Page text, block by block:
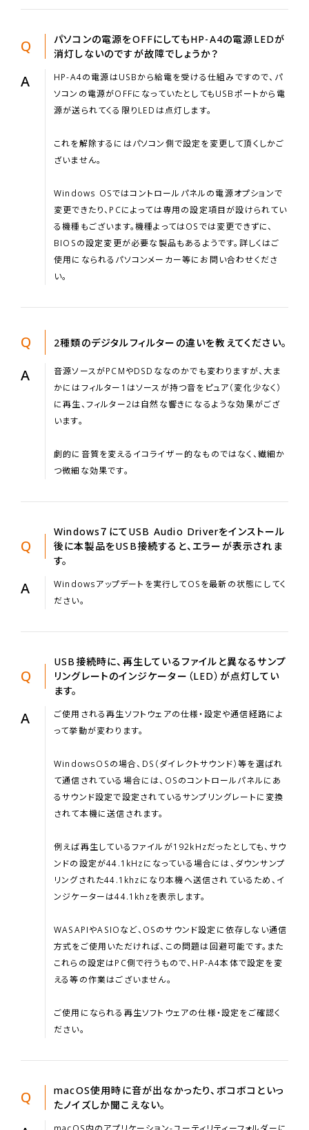
Q
パソコンの電源をOFFにしてもHP-A4の電源LEDが
消灯しないのですが故障でしょうか？
A
HP-A4の電源はUSBから給電を受ける仕組みですので、パ
ソコンの電源がOFFになっていたとしてもUSBポートから電
源が送られてくる限りLEDは点灯します。
これを解除するにはパソコン側で設定を変更して頂くしかご
ざいません。
Windows OSではコントロールパネルの電源オプションで
変更できたり、PCによっては専用の設定項目が設けられてい
る機種もございます。機種よってはOSでは変更できずに、
BIOSの設定変更が必要な製品もあるようです。詳しくはご
使用になられるパソコンメーカー等にお問い合わせくださ
い。
Q 2種類のデジタルフィルターの違いを教えてください。
A
音源ソースがPCMやDSDななのかでも変わりますが、大ま
かにはフィルター1はソースが持つ音をピュア（変化少なく）
に再生、フィルター2は自然な響きになるような効果がござ
います。
劇的に音質を変えるイコライザー的なものではなく、繊細か
つ微細な効果です。
Q
Windows７にてUSB Audio Driverをインストール
後に本製品をUSB接続すると、エラーが表示されま
す。
A
Windowsアップデートを実行してOSを最新の状態にしてく
ださい。
Q
USB接続時に、再生しているファイルと異なるサンプ
リングレートのインジケーター（LED）が点灯してい
ます。
A
ご使用される再生ソフトウェアの仕様・設定や通信経路によ
って挙動が変わります。
WindowsOSの場合、DS（ダイレクトサウンド）等を選ばれ
て通信されている場合には、OSのコントロールパネルにあ
るサウンド設定で設定されているサンプリングレートに変換
されて本機に送信されます。
例えば再生しているファイルが192kHzだったとしても、サウ
ンドの設定が44.1kHzになっている場合には、ダウンサンプ
リングされた44.1khzになり本機へ送信されているため、イ
ンジケーターは44.1khzを表示します。
WASAPIやASIOなど、OSのサウンド設定に依存しない通信
方式をご使用いただければ、この問題は回避可能です。また
これらの設定はPC側で行うもので、HP-A4本体で設定を変
える等の作業はございません。
ご使用になられる再生ソフトウェアの仕様・設定をご確認く
ださい。
Q
macOS使用時に音が出なかったり、ボコボコといっ
たノイズしか聞こえない。